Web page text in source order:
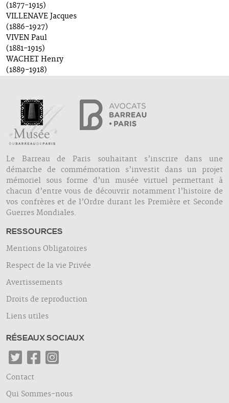
(1877-1915)
VILLENAVE Jacques
(1886-1927)
VIVEN Paul
(1881-1915)
WACHET Henry
(1889-1918)
Le Barreau de Paris souhaitant s’inscrire dans une
démarche de commémoration s’investit dans un projet
mémoriel sous forme d’un musée virtuel permettant à
chacun d’entre vous de découvrir notamment l’histoire de
vos confrères et de l’Ordre durant les Première et Seconde
Guerres Mondiales.
RESSOURCES
Mentions Obligatoires
Respect de la vie Privée
Avertissements
Droits de reproduction
Liens utiles
RÉSEAUX SOCIAUX
Contact
Qui Sommes-nous